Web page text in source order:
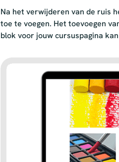
Na het verwijderen van de ruis
toe te voegen. Het toevoegen
blok voor jouw cursuspagina